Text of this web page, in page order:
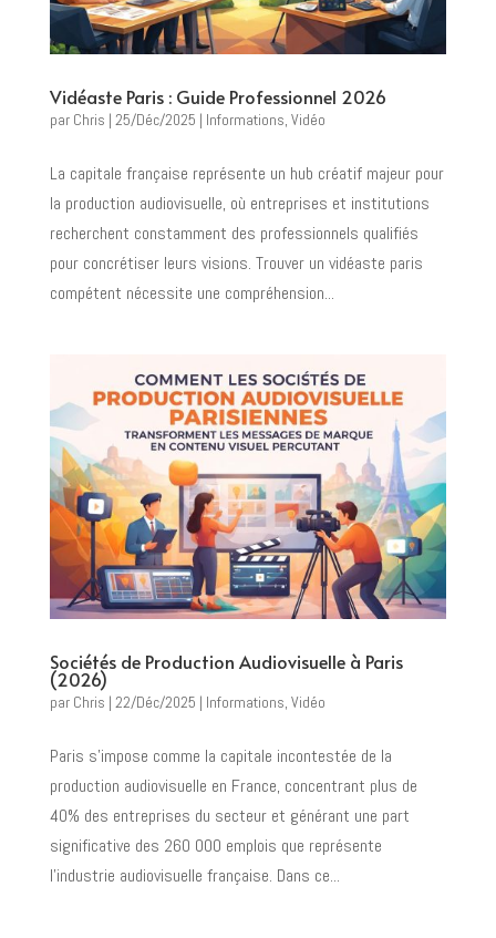
Vidéaste Paris : Guide Professionnel 2026
par Chris | 25/Déc/2025 | Informations, Vidéo
La capitale française représente un hub créatif majeur pour
la production audiovisuelle, où entreprises et institutions
recherchent constamment des professionnels qualifiés
pour concrétiser leurs visions. Trouver un vidéaste paris
compétent nécessite une compréhension...
Sociétés de Production Audiovisuelle à Paris
(2026)
par Chris | 22/Déc/2025 | Informations Vidéo
Paris s'impose comme la capitale incontestée de la
production audiovisuelle en France, concentrant plus de
40% des entreprises du secteur et générant une part
significative des 260 000 emplois que représente
l’industrie audiovisuelle française. Dans ce...